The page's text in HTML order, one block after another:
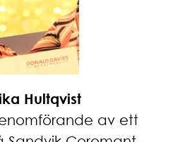
Hultqvist
av ett